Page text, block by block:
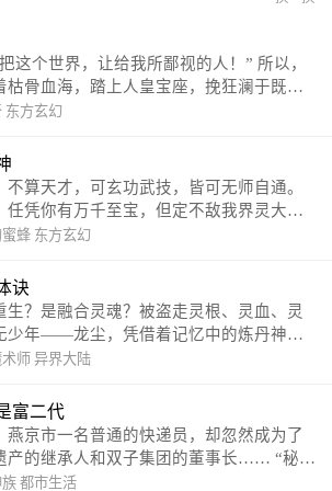
这个世界，让给我所鄙视的人！” 所以，
枯骨血海，踏上人皇宝座，挽狂澜于既
之将倾，成就了一段无上的传说！ 微信
甫奇（地址：http://weibo.com/u/25284575
【VIP订阅群】 欢迎大家关注。
东方玄幻
不算天才，可玄功武技，皆可无师自通。
任凭你有万千至宝，但定不敌我界灵大
：善良的蜜蜂后援会）
蜂 东方玄幻
诀
生？是融合灵魂？被盗走灵根、灵血、灵
少年——龙尘，凭借着记忆中的炼丹神
神秘功法九星霸体诀，拨开重重迷雾，解
，镇压恶鬼邪神。 江湖传闻：龙
地吼天啸。龙尘一出，鬼泣神哭。 本
虚构，如有雷同，那就是真事儿，想要对
抓紧时间进群：487963015 微信公众号：
师 异界大陆
富二代
燕京市一名普通的快递员，却忽然成为了
产的继承人和双子集团的董事长…… “秘
制一套百亿富翁的吃喝住行标准！” “好
都市生活